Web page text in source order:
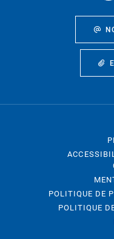
POLITIQUE DE
POLITIQUE